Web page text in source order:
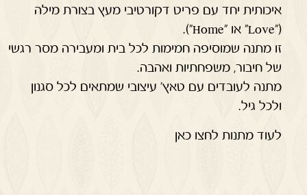
איכותית יחד עם פריט דקורטיבי מעץ בצורת מילה
("Love" או "Home").
זו מתנה שמוסיפה חמימות לכל בית ומעבירה מסר רגשי
של חיבור, משפחתיות ואהבה.
מתנה לעובדים עם טאץ’ עיצובי שמתאים לכל סגנון
ולכל גיל.
לעוד מתנות לחצו כאן